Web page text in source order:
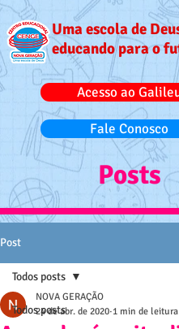
Uma escola de
educando para o
Acesso ao
Fale Conosco
Posts
Post
Todos posts
Todos posts
NOVA GERAÇÃO
24 de abr. de 2020 1 min de leitura